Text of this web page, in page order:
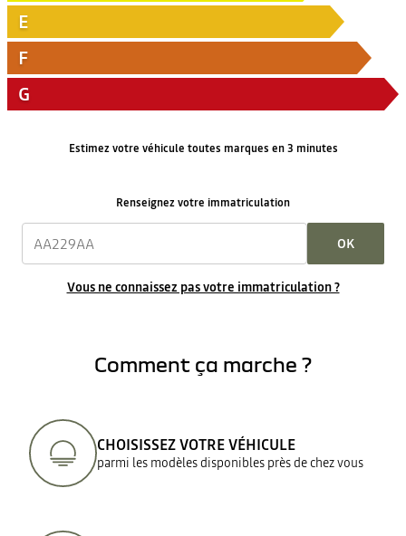
E
F
G
Estimez votre véhicule toutes marques en 3 minutes
Renseignez votre immatriculation
OK
Vous ne connaissez pas votre immatriculation ?
Comment ça marche ?
CHOISISSEZ VOTRE VÉHICULE
parmi les modèles disponibles près de chez vous